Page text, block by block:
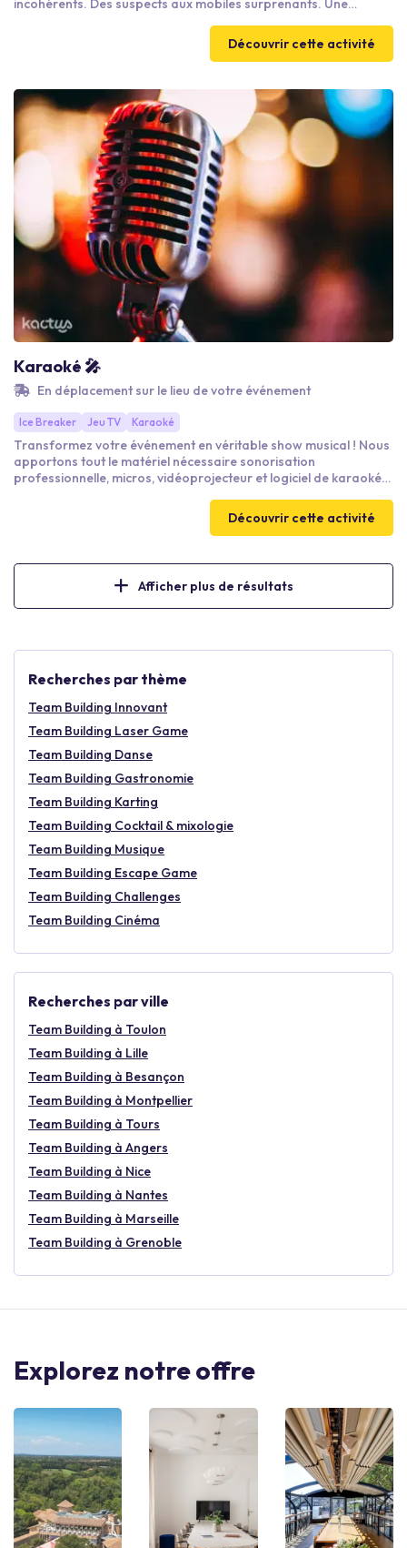
Recherches par thème
Team Building Innovant
Team Building Laser Game
Team Building Danse
Team Building Gastronomie
Team Building Karting
Team Building Cocktail & mixologie
Team Building Musique
Team Building Escape Game
Team Building Challenges
Team Building Cinéma
Recherches par ville
Team Building à Toulon
Team Building à Lille
Team Building à Besançon
Team Building à Montpellier
Team Building à Tours
Team Building à Angers
Team Building à Nice
Team Building à Nantes
Team Building à Marseille
Team Building à Grenoble
incohérents. Des suspects aux mobiles surprenants. Une
narratifs d’une Murder Party dans une version corporate, non
Mobiliser la collaboration et l’intelligence collective pour
résoudre une enquête complexe..
Découvrir cette activité
Karaoké 🎤
En déplacement sur le lieu de votre événement
Ice Breaker Jeu TV Karaoké
Transformez votre événement en véritable show musical ! Nous
apportons tout le matériel nécessaire sonorisation
professionnelle, micros, vidéoprojecteur et logiciel de karaoké
Découvrir cette activité
Afficher plus de résultats
Explorez notre offre